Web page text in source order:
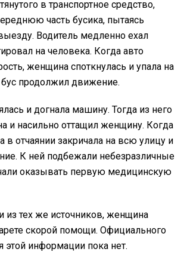
в транспортное средство,
часть бусика, пытаясь
Водитель медленно ехал
на человека. Когда авто
женщина споткнулась и упала на
продолжил движение.
и догнала машину. Тогда из него
и насильно оттащил женщину. Когда
в отчаянии закричала на всю улицу и
К ней подбежали небезразличные
оказывать первую медицинскую
из тех же источников, женщина
скорой помощи. Официального
этой информации пока нет.